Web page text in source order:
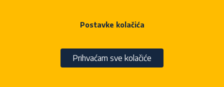
Radno vrijeme sa strankama:
od 8.00 do 12.00 sati
Postavke kolačića
Prihvaćam sve kolačiće